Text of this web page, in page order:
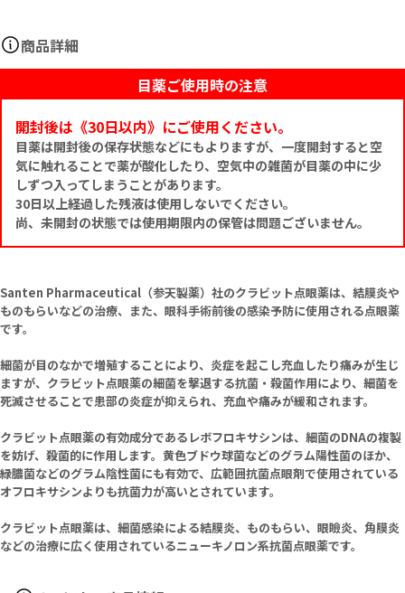
商品詳細
目薬ご使用時の注意
開封後は《30日以内》にご使用ください。
目薬は開封後の保存状態などにもよりますが、一度開封すると空
気に触れることで薬が酸化したり、空気中の雑菌が目薬の中に少
しずつ入ってしまうことがあります。
30日以上経過した残液は使用しないでください。
尚、未開封の状態では使用期限内の保管は問題ございません。
Santen Pharmaceutical（参天製薬）社のクラビット点眼薬は、結膜炎や
ものもらいなどの治療、また、眼科手術前後の感染予防に使用される点眼薬
です。
細菌が目のなかで増殖することにより、炎症を起こし充血したり痛みが生じ
ますが、クラビット点眼薬の細菌を撃退する抗菌・殺菌作用により、細菌を
死滅させることで患部の炎症が抑えられ、充血や痛みが緩和されます。
クラビット点眼薬の有効成分であるレボフロキサシンは、細菌のDNAの複製
を妨げ、殺菌的に作用します。黄色ブドウ球菌などのグラム陽性菌のほか、
緑膿菌などのグラム陰性菌にも有効で、広範囲抗菌点眼剤で使用されている
オフロキサシンよりも抗菌力が高いとされています。
クラビット点眼薬は、細菌感染による結膜炎、ものもらい、眼瞼炎、角膜炎
などの治療に広く使用されているニューキノロン系抗菌点眼薬です。